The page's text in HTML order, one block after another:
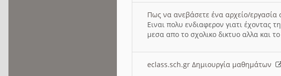
Πως να ανεβάσετε ένα αρχείο/
Ειναι πολυ ενδιαφερον γιατι έχοντας
μεσα απο το σχολικο δικτυο αλλα και
eclass.sch.gr Δημιουργία μαθημάτων